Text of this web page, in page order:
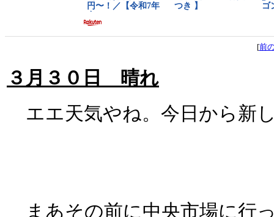
[前
３月３０日 晴れ
エエ天気やね。今日から新
まあその前に中央市場に行